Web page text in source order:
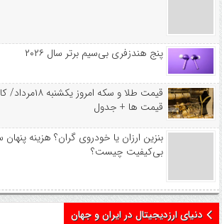
پنج هندزفری بی‌سیم برتر سال ۲۰۲۶
قیمت طلا و سکه
قیمت ها + جدول
بنزین ارزان یا خودروی گران؟ هزینه
بی‌کیفیت چیست؟
دنیای ارزدیجیتال در ایران و جهان